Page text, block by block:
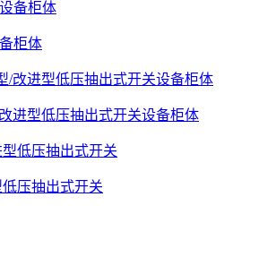
柜体
进型低压抽出式开关设备柜体
压抽出式开关